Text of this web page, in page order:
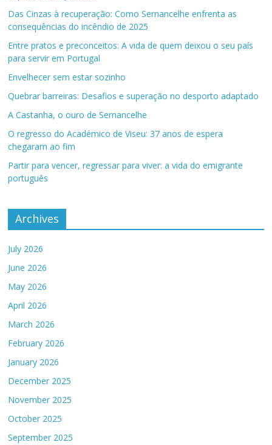
Das Cinzas à recuperação: Como Sernancelhe enfrenta as
consequências do incêndio de 2025
Entre pratos e preconceitos: A vida de quem deixou o seu país
para servir em Portugal
Envelhecer sem estar sozinho
Quebrar barreiras: Desafios e superação no desporto adaptado
A Castanha, o ouro de Sernancelhe
O regresso do Académico de Viseu: 37 anos de espera
chegaram ao fim
Partir para vencer, regressar para viver: a vida do emigrante
português
Archives
July 2026
June 2026
May 2026
April 2026
March 2026
February 2026
January 2026
December 2025
November 2025
October 2025
September 2025